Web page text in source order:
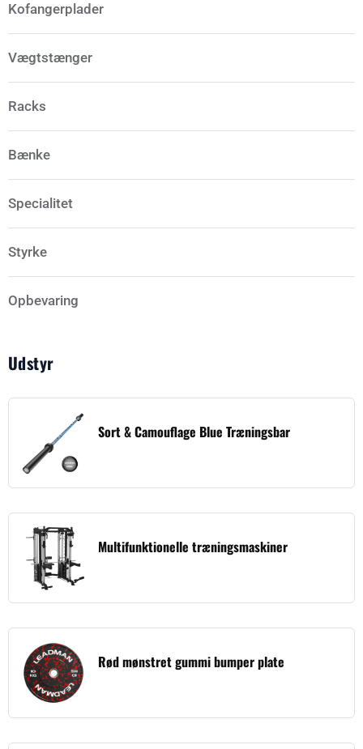
Kofangerplader
Vægtstænger
Racks
Bænke
Specialitet
Styrke
Opbevaring
Udstyr
Sort & Camouflage Blue Træningsbar
Multifunktionelle træningsmaskiner
Rød mønstret gummi bumper plate